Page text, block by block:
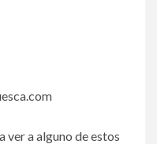
ver a alguno de estos